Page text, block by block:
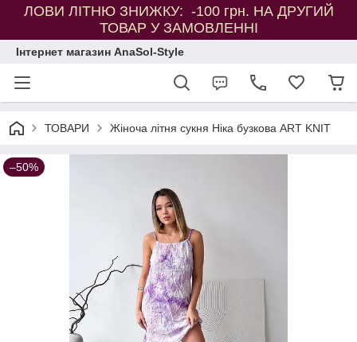
ЛОВИ ЛІТНЮ ЗНИЖКУ: -100 грн. НА ДРУГИЙ
ТОВАР У ЗАМОВЛЕННІ
Інтернет магазин AnaSol-Style
ТОВАРИ Жіноча літня сукня Ніка бузкова ART KNIT
–50%